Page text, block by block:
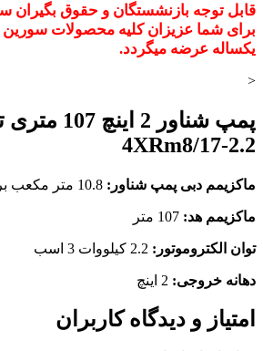
قابل توجه بازنشستگان و حقوق بگیران
برای شما عزیزان کلیه محصولات
یکساله عرضه میگردد.
<
پمپ شناور 2
4XRm8/17-2.2
ماکزیمم دبی پمپ شناور:
ماکزیمم هد:
توان الکتروموتور:
دهانه خروجی:
امتیاز و دیدگاه کاربران